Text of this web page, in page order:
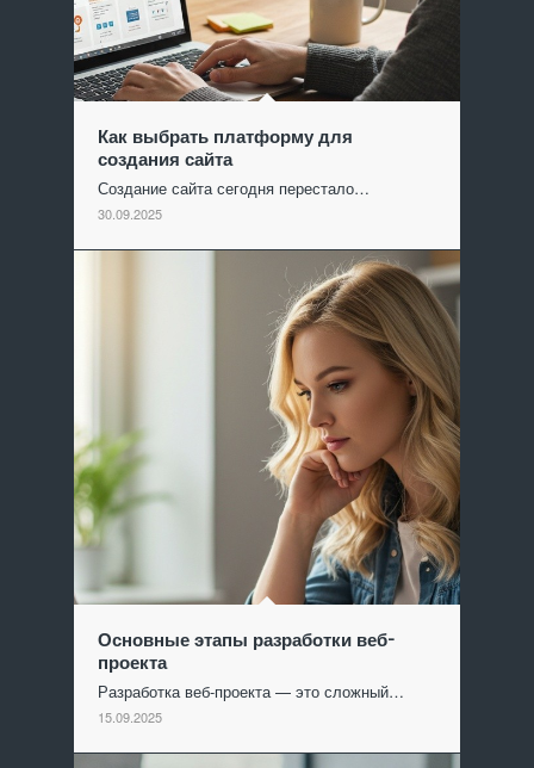
Как выбрать платформу для
создания сайта
Создание сайта сегодня перестало…
30.09.2025
Основные этапы разработки веб-
проекта
Разработка веб-проекта — это сложный…
15.09.2025